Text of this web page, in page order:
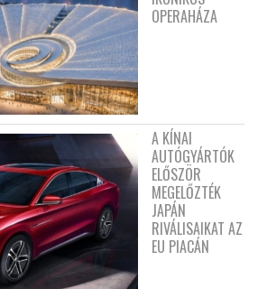
OPERAHÁZA
A KÍNAI
AUTÓGYÁRTÓK
ELŐSZÖR
MEGELŐZTÉK
JAPÁN
RIVÁLISAIKAT AZ
EU PIACÁN